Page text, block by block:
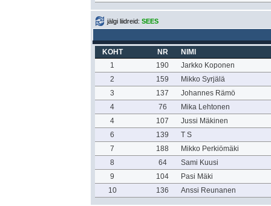
jälgi liidreid: SEES
KOHT NR
NIMI
1
190
Jarkko Koponen
2
159
Mikko Syrjälä
3
137
Johannes Rämö
4
76
Mika Lehtonen
4
107
Jussi Mäkinen
6
139
T S
7
188
Mikko Perkiömäki
8
64
Sami Kuusi
9
104
Pasi Mäki
10
136 Anssi Reunanen